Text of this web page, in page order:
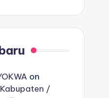
on
/